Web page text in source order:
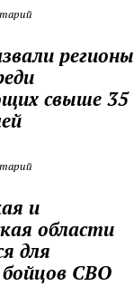
регионы
свыше 35
и
области
для
СВО